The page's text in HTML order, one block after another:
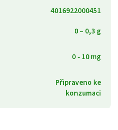
4016922000451
0 – 0,3 g
0 - 10 mg
Připraveno ke
konzumaci